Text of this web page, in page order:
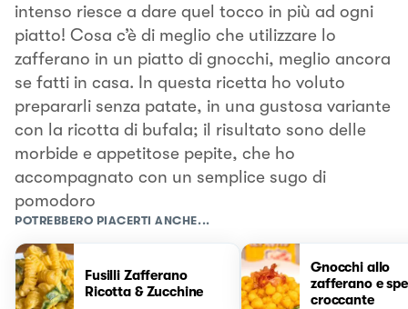
intenso riesce a dare quel tocco in più ad ogni
piatto! Cosa c’è di meglio che utilizzare lo
zafferano in un piatto di gnocchi, meglio ancora
se fatti in casa. In questa ricetta ho voluto
prepararli senza patate, in una gustosa variante
con la ricotta di bufala; il risultato sono delle
morbide e appetitose pepite, che ho
accompagnato con un semplice sugo di
pomodoro
POTREBBERO PIACERTI ANCHE...
Fusilli Zafferano
Ricotta & Zucchine
Gnocchi allo
zafferano e
croccante